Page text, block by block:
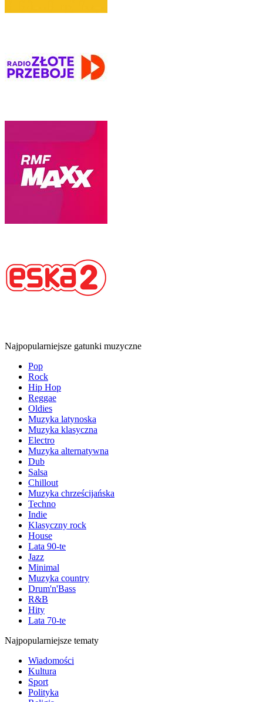
Najpopularniejsze gatunki muzyczne
Pop
Rock
Hip Hop
Reggae
Oldies
Muzyka latynoska
Muzyka klasyczna
Electro
Muzyka alternatywna
Dub
Salsa
Chillout
Muzyka chrześcijańska
Techno
Indie
Klasyczny rock
House
Lata 90-te
Jazz
Minimal
Muzyka country
Drum'n'Bass
R&B
Hity
Lata 70-te
Najpopularniejsze tematy
Wiadomości
Kultura
Sport
Polityka